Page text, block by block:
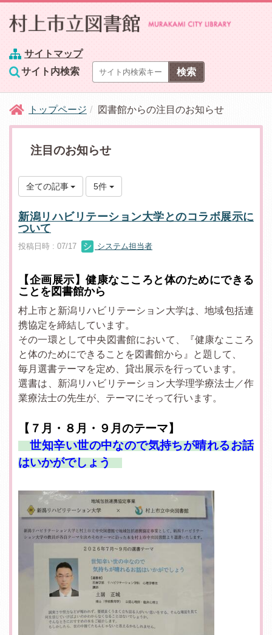
サイトマップ
サイト内検索
トップページ 図書館からの注目のお知らせ
注目のお知らせ
全ての記事 5件
新潟リハビリテーション大学とのコラボ展示に
ついて
投稿日時 : 07/17 システム担当者
【企画展示】健康なこころと体のためにできる
ことを図書館から
村上市と新潟リハビリテーション大学は、地域包括連
携協定を締結しています。
その一環として中央図書館において、『健康なこころ
と体のためにできることを図書館から』と題して、
毎月選書テーマを定め、貸出展示を行っています。
選書は、新潟リハビリテーション大学理学療法士／作
業療法士の先生が、テーマにそって行います。
【７ 月・８月・９月のテーマ】
世知辛い世の中なので気持ちが晴れるお話
はいかがでしょう